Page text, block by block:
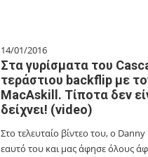
14/01/2016
Στα γυρίσματα του
τεράστιου backflip με
MacAskill. Τίποτα δεν
δείχνει! (video)
Στο τελευταίο βίντεο του, ο
εαυτό του και μας άφησε όλους